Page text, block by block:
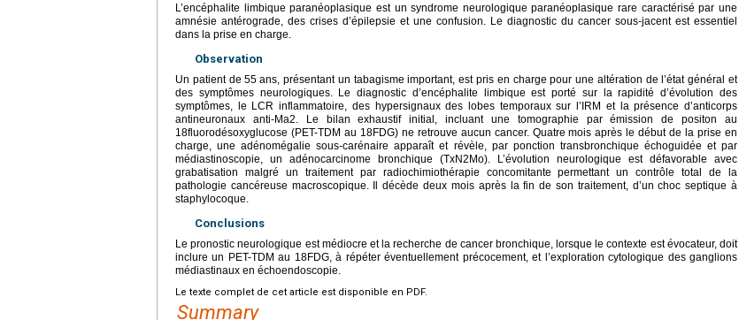
L’encéphalite limbique paranéoplasique est un syndrome neurologique paranéoplasique rare caractérisé par une
amnésie antérograde, des crises d’épilepsie et une confusion. Le diagnostic du cancer sous-jacent est essentiel
dans la prise en charge.
Observation
Un patient de 55 ans, présentant un tabagisme important, est pris en charge pour une altération de l’état général et
des symptômes neurologiques. Le diagnostic d’encéphalite limbique est porté sur la rapidité d’évolution des
symptômes, le LCR inflammatoire, des hypersignaux des lobes temporaux sur l’IRM et la présence d’anticorps
antineuronaux anti-Ma2. Le bilan exhaustif initial, incluant une tomographie par émission de positon au
18fluorodésoxyglucose (PET-TDM au 18FDG) ne retrouve aucun cancer. Quatre mois après le début de la prise en
charge, une adénomégalie sous-carénaire apparaît et révèle, par ponction transbronchique échoguidée et par
médiastinoscopie, un adénocarcinome bronchique (TxN2Mo). L’évolution neurologique est défavorable avec
grabatisation malgré un traitement par radiochimiothérapie concomitante permettant un contrôle total de la
pathologie cancéreuse macroscopique. Il décède deux mois après la fin de son traitement, d’un choc septique à
staphylocoque.
Conclusions
Le pronostic neurologique est médiocre et la recherche de cancer bronchique, lorsque le contexte est évocateur, doit
inclure un PET-TDM au 18FDG, à répéter éventuellement précocement, et l’exploration cytologique des ganglions
médiastinaux en échoendoscopie.
Le texte complet de cet article est disponible en PDF.
Summary